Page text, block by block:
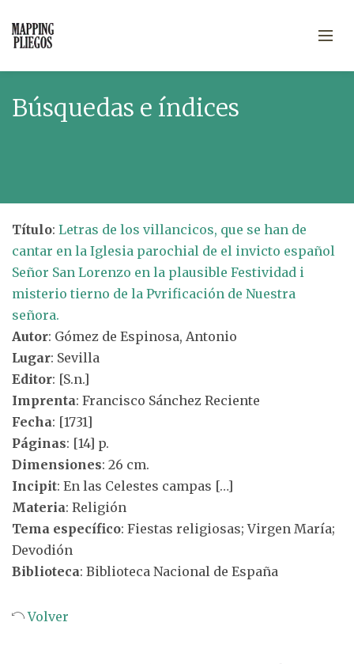
Búsquedas e índices
Título: Letras de los villancicos, que se han de
cantar en la Iglesia parochial de el invicto español
Señor San Lorenzo en la plausible Festividad i
misterio tierno de la Pvrificación de Nuestra
señora.
Autor: Gómez de Espinosa, Antonio
Lugar: Sevilla
Editor: [S.n.]
Imprenta: Francisco Sánchez Reciente
Fecha: [1731]
Páginas: [14] p.
Dimensiones: 26 cm.
Incipit: En las Celestes campas […]
Materia: Religión
Tema específico: Fiestas religiosas; Virgen María;
Devodión
Biblioteca: Biblioteca Nacional de España
Volver